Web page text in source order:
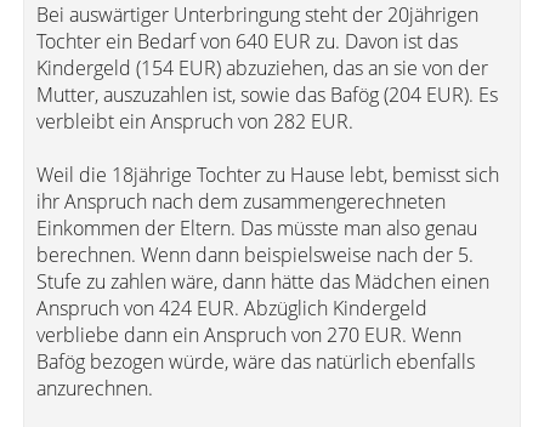
Bei auswärtiger Unterbringung steht der 20jährigen
Tochter ein Bedarf von 640 EUR zu. Davon ist das
Kindergeld (154 EUR) abzuziehen, das an sie von der
Mutter, auszuzahlen ist, sowie das Bafög (204 EUR). Es
verbleibt ein Anspruch von 282 EUR.
Weil die 18jährige Tochter zu Hause lebt, bemisst sich
ihr Anspruch nach dem zusammengerechneten
Einkommen der Eltern. Das müsste man also genau
berechnen. Wenn dann beispielsweise nach der 5.
Stufe zu zahlen wäre, dann hätte das Mädchen einen
Anspruch von 424 EUR. Abzüglich Kindergeld
verbliebe dann ein Anspruch von 270 EUR. Wenn
Bafög bezogen würde, wäre das natürlich ebenfalls
anzurechnen.